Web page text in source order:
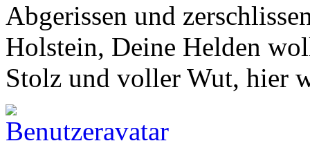
Abgerissen und
Holstein, Deine Helden
Stolz und voller Wut, hier